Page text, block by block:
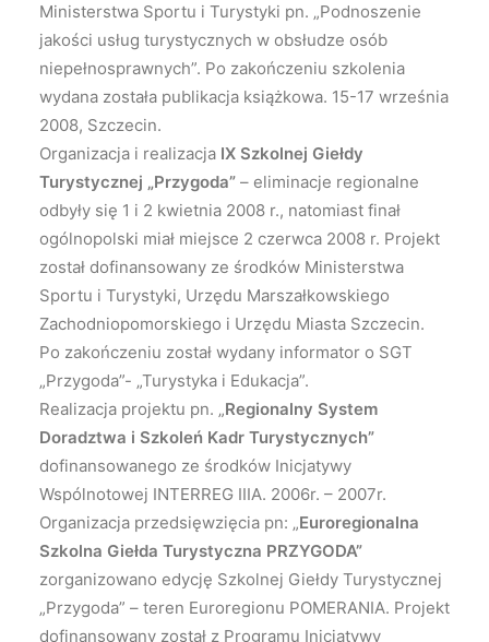
Ministerstwa Sportu i Turystyki pn. „Podnoszenie
jakości usług turystycznych w obsłudze osób
niepełnosprawnych”. Po zakończeniu szkolenia
wydana została publikacja książkowa. 15-17 września
2008, Szczecin.
Organizacja i realizacja IX Szkolnej Giełdy
Turystycznej „Przygoda” – eliminacje regionalne
odbyły się 1 i 2 kwietnia 2008 r., natomiast finał
ogólnopolski miał miejsce 2 czerwca 2008 r. Projekt
został dofinansowany ze środków Ministerstwa
Sportu i Turystyki, Urzędu Marszałkowskiego
Zachodniopomorskiego i Urzędu Miasta Szczecin.
Po zakończeniu został wydany informator o SGT
„Przygoda”- „Turystyka i Edukacja”.
Realizacja projektu pn. „Regionalny System
Doradztwa i Szkoleń Kadr Turystycznych”
dofinansowanego ze środków Inicjatywy
Wspólnotowej INTERREG IIIA. 2006r. – 2007r.
Organizacja przedsięwzięcia pn: „Euroregionalna
Szkolna Giełda Turystyczna PRZYGODA”
zorganizowano edycję Szkolnej Giełdy Turystycznej
„Przygoda” – teren Euroregionu POMERANIA. Projekt
dofinansowany został z Programu Inicjatywy